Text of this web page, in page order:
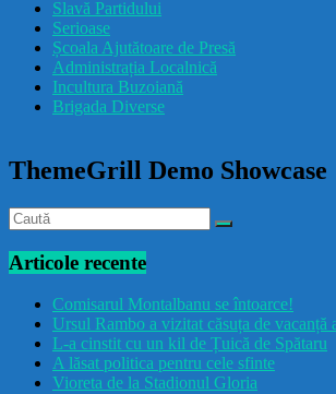
Slavă Partidului
Serioase
Școala Ajutătoare de Presă
Administrația Localnică
Incultura Buzoiană
Brigada Diverse
ThemeGrill Demo Showcase
Articole recente
Comisarul Montalbanu se întoarce!
Ursul Rambo a vizitat căsuța de vacanță
L-a cinstit cu un kil de Țuică de Spătaru
A lăsat politica pentru cele sfinte
Vioreta de la Stadionul Gloria